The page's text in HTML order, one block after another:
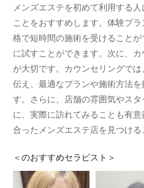
メンズエステを初めて利用する
ことをおすすめします。体験プ
格で短時間の施術を受けること
に試すことができます。次に、
が大切です。カウンセリングで
伝え、最適なプランや施術方法
す。さらに、店舗の雰囲気やス
に、実際に訪れてみることも有
合ったメンズエステ店を見つける
＜のおすすめセラピスト＞